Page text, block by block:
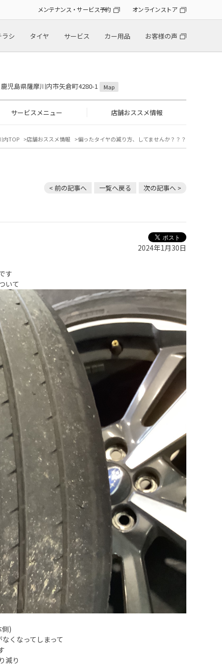
メンテナンス・サービス予約 オンラインストア
シ タイヤ サービス カー用品 お客様の声
児島県薩摩川内市矢倉町4280-1 Map
サービスメニュー 店舗おススメ情報
内TOP 店舗おススメ情報 偏ったタイヤの減り方、してませんか？？？
< 前の記事へ 一覧へ戻る 次の記事へ >
2024年1月30日
す
いて
)
くなってしまって
減り